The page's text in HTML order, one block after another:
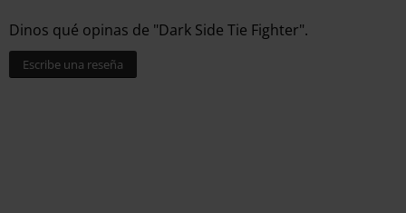
Dinos qué opinas de "Dark Side Tie Fighter".
Escribe una reseña